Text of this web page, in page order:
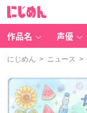
作品名 声優
にじめん > ニュース >